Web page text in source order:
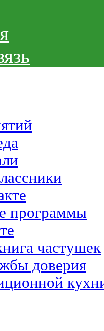
программы
частушек
доверия